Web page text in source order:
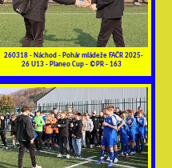
260318 - Náchod - Pohár mládeže FAČR 2025-
26 U13 - Planeo Cup - ©PR - 163